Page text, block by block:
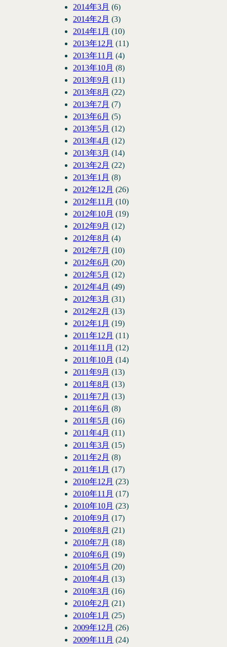
2014年3月 (6)
2014年2月 (3)
2014年1月 (10)
2013年12月 (11)
2013年11月 (4)
2013年10月 (8)
2013年9月 (11)
2013年8月 (22)
2013年7月 (7)
2013年6月 (5)
2013年5月 (12)
2013年4月 (12)
2013年3月 (14)
2013年2月 (22)
2013年1月 (8)
2012年12月 (26)
2012年11月 (10)
2012年10月 (19)
2012年9月 (12)
2012年8月 (4)
2012年7月 (10)
2012年6月 (20)
2012年5月 (12)
2012年4月 (49)
2012年3月 (31)
2012年2月 (13)
2012年1月 (19)
2011年12月 (11)
2011年11月 (12)
2011年10月 (14)
2011年9月 (13)
2011年8月 (13)
2011年7月 (13)
2011年6月 (8)
2011年5月 (16)
2011年4月 (11)
2011年3月 (15)
2011年2月 (8)
2011年1月 (17)
2010年12月 (23)
2010年11月 (17)
2010年10月 (23)
2010年9月 (17)
2010年8月 (21)
2010年7月 (18)
2010年6月 (19)
2010年5月 (20)
2010年4月 (13)
2010年3月 (16)
2010年2月 (21)
2010年1月 (25)
2009年12月 (26)
2009年11月 (24)